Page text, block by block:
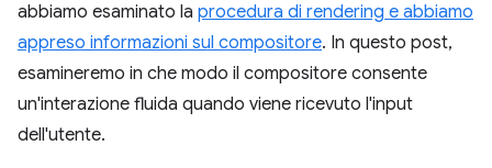
abbiamo esaminato la procedura di rendering e abbiamo
appreso informazioni sul compositore. In questo post,
esamineremo in che modo il compositore consente
un'interazione fluida quando viene ricevuto l'input
dell'utente.